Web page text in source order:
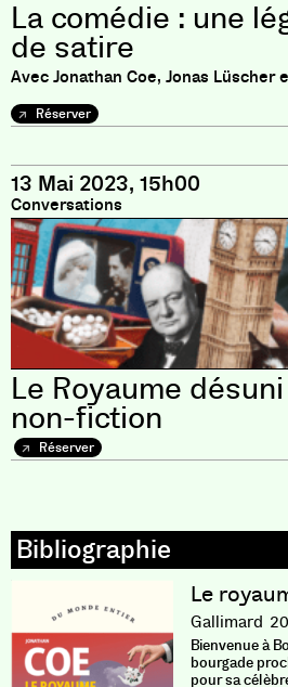
La comédie : une
de satire
Avec Jonathan Coe, Jonas Lüscher
Réserver
13 Mai 2023, 15h00
Conversations
Le Royaume
non-fiction
Réserver
Le
Gallimard
Bienvenue à
bourgade
pour sa